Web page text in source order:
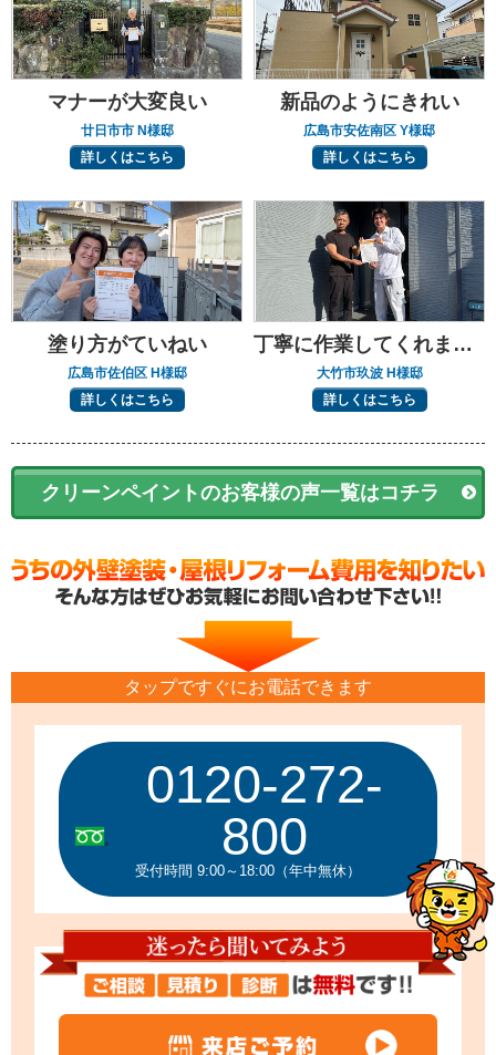
マナーが大変良い
廿日市市 N様邸
詳しくはこちら
新品のようにきれい
広島市安佐南区 Y様邸
詳しくはこちら
塗り方がていねい
広島市佐伯区 H様邸
詳しくはこちら
丁寧に作業してくれました
大竹市玖波 H様邸
詳しくはこちら
クリーンペイントのお客様の声一覧はコチラ
タップですぐにお電話できます
0120-272-
800
受付時間 9:00～18:00（年中無休）